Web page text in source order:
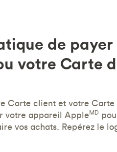
de
votre Carte
Carte client et votre
votre appareil AppleMD
vos achats. Repérez le